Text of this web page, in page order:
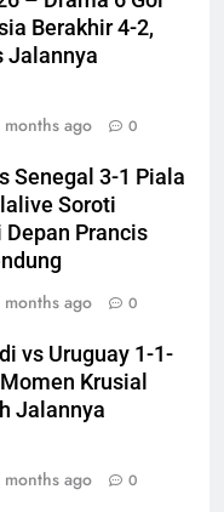
Berakhir 4-2,
Jalannya
months ago 0
Senegal 3-1 Piala
Soroti
Prancis
months ago 0
vs Uruguay 1-1-
Krusial
Jalannya
months ago 0